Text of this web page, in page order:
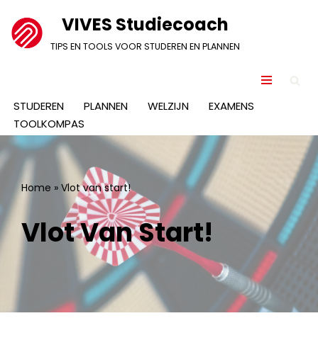
Ga
VIVES Studiecoach
TIPS EN TOOLS VOOR STUDEREN EN PLANNEN
STUDEREN PLANNEN WELZIJN
EXAMENS
TOOLKOMPAS
Home » Vlot van start!
Vlot Van Start!